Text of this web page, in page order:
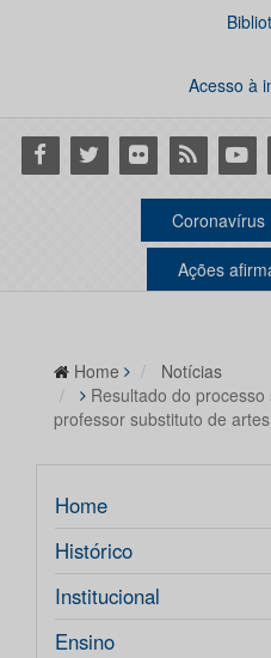
Acesso à
Facebook
Twitter Flickr RSS
Coronavírus
Ações
Home
Notícias
Resultado do
professor substituto de
Home
Histórico
Institucional
Ensino